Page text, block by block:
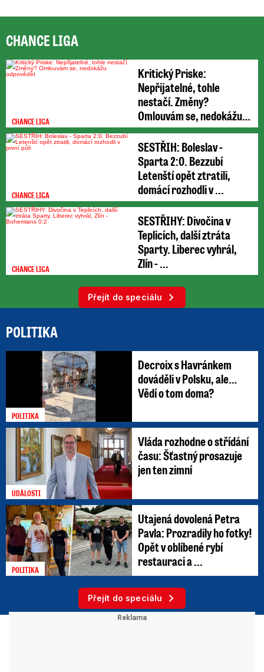
CHANCE LIGA
CHANCE LIGA
Kritický Priske:
Nepřijatelné, tohle
nestačí. Změny?
Omlouvám se, nedokážu
odpovědět
CHANCE LIGA
SESTŘIH: Boleslav -
Sparta 2:0. Bezzubí
Letenští opět ztratili,
domácí rozhodli v ...
CHANCE LIGA
SESTŘIHY: Divočina v
Teplicích, další ztráta
Sparty. Liberec vyhrál,
Zlín - ...
Přejít do speciálu
POLITIKA
POLITIKA
Decroix s Havránkem
dováděli v Polsku, ale…
Vědí o tom doma?
UDÁLOSTI
Vláda rozhodne o střídání
času: Šťastný prosazuje
jen ten zimní
POLITIKA
Utajená dovolená Petra
Pavla: Prozradily ho fotky!
Opět v oblíbené rybí
restauraci a ...
Přejít do speciálu